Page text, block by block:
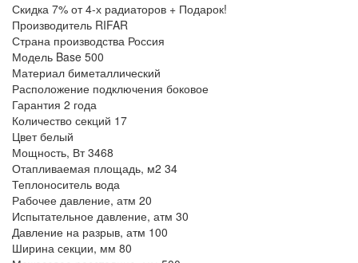
Скидка 7% от 4-х радиаторов + Подарок!
Производитель RIFAR
Страна производства Россия
Модель Base 500
Материал биметаллический
Расположение подключения боковое
Гарантия 2 года
Количество секций 17
Цвет белый
Мощность, Вт 3468
Отапливаемая площадь, м2 34
Теплоноситель вода
Рабочее давление, атм 20
Испытательное давление, атм 30
Давление на разрыв, атм 100
Ширина секции, мм 80